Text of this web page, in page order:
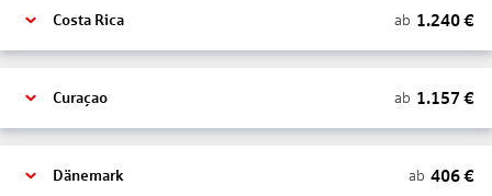
Costa Rica ab 1.240€
Curaçao ab 1.157 €
Dänemark ab 406€